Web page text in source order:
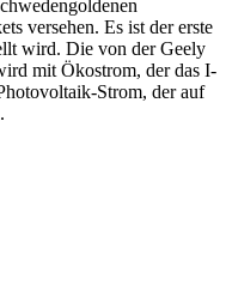
versehen. Es ist der erste
wird. Die von der Geely
mit Ökostrom, der das I-
Strom, der auf